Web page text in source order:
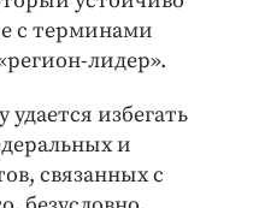
с терминами
лидер».
удается избегать
и
связанных с